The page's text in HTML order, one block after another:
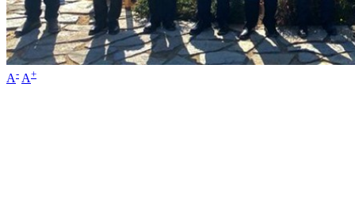
A- A+